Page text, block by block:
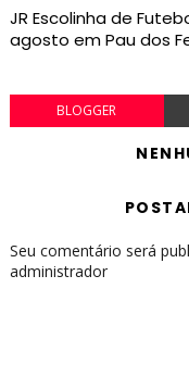
JR Escolinha de
agosto em Pau dos
BLOGGER
Seu comentário será
administrador